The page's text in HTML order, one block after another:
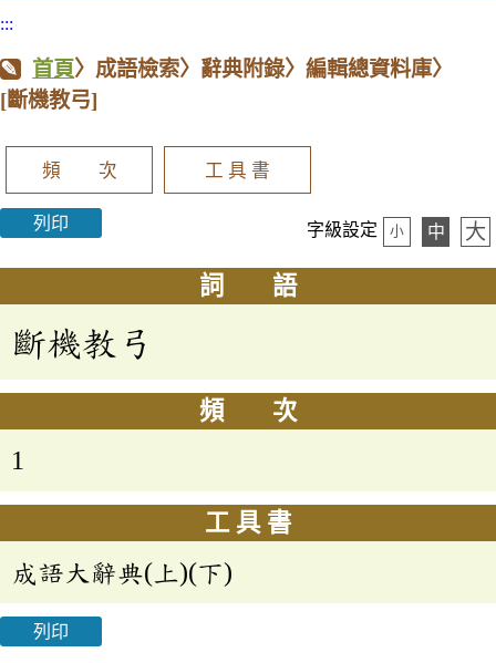
:::
首頁〉成語檢索〉辭典附錄〉編輯總資料庫〉
[斷機教弓]
頻 次 工 具 書
列印 字級設定 小 中 大
詞 語
斷機教弓
頻 次
1
工 具 書
成語大辭典(上)(下)
列印